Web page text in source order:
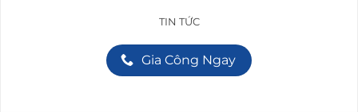
TIN TỨC
Gia Công Ngay